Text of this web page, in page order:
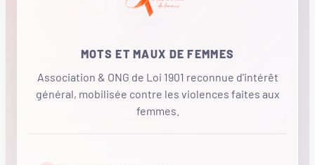
MOTS ET MAUX DE FEMMES
Association & ONG de Loi 1901 reconnue d'intérêt
général, mobilisée contre les violences faites aux
femmes.